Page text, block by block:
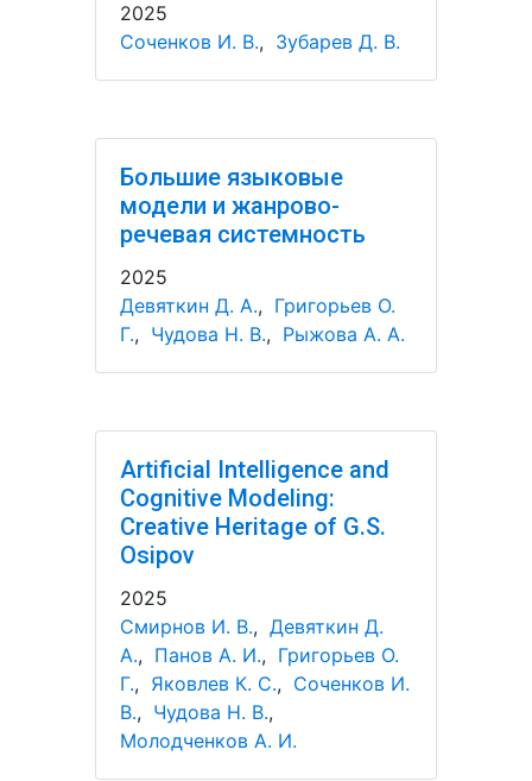
2025
Соченков И. В., Зубарев Д. В.
Большие языковые
модели и жанрово-
речевая системность
2025
Девяткин Д. А., Григорьев О.
Г., Чудова Н. В., Рыжова А. А.
Artificial Intelligence and
Cognitive Modeling:
Creative Heritage of G.S.
Osipov
2025
Смирнов И. В., Девяткин Д.
А., Панов А. И., Григорьев О.
Г., Яковлев К. С., Соченков И.
В., Чудова Н. В.,
Молодченков А. И.